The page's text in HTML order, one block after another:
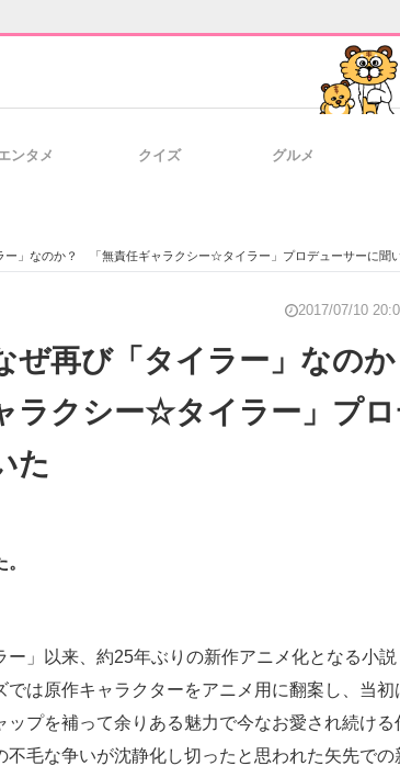
ント
サイト 企業向けIT製品の総合サイト IT製品
ンタメ クイズ グルメ
ー」なのか？ 「無責任ギャラクシー☆タイラー」プロデューサーに聞
2017/07/10
ぜ再び「タイラー」なの
ラクシー☆タイラー」プ
た
」以来、約25年ぶりの新作アニメ化となる小
では原作キャラクターをアニメ用に翻案し、当
ップを補って余りある魅力で今なお愛され続け
不毛な争いが沈静化し切ったと思われた矢先で